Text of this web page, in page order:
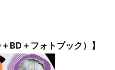
BD＋フォトブック）】